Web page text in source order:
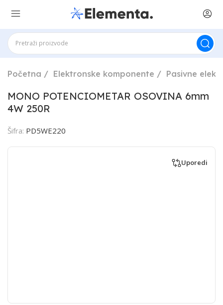
Početna Elektronske komponente Pasivne
MONO POTENCIOMETAR OSOVINA 6mm
4W 250R
Šifra: PD5WE220
Uporedi